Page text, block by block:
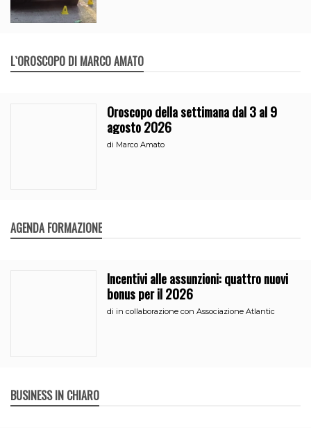
L`OROSCOPO DI MARCO AMATO
Oroscopo della settimana dal 3 al 9
agosto 2026
di Marco Amato
AGENDA FORMAZIONE
Incentivi alle assunzioni: quattro nuovi
bonus per il 2026
di in collaborazione con Associazione Atlantic
BUSINESS IN CHIARO